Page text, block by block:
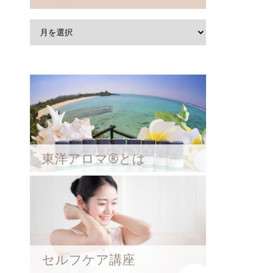
東洋アロマ®とは
セルフケア講座